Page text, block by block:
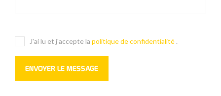
J'ai lu et j'accepte la politique de confidentialité .